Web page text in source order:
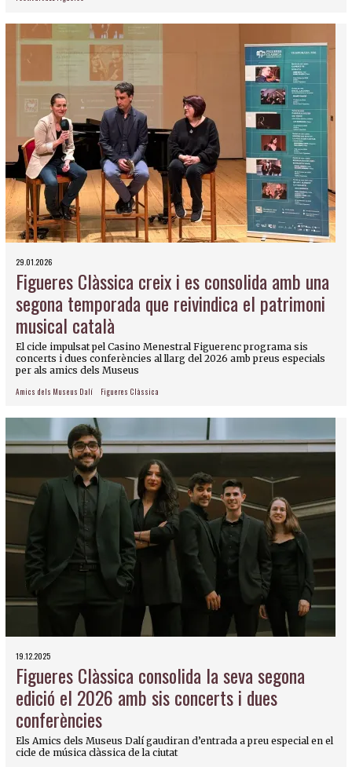
29.01.2026
Figueres Clàssica creix i es consolida amb una
segona temporada que reivindica el patrimoni
musical català
El cicle impulsat pel Casino Menestral Figuerenc programa sis
concerts i dues conferències al llarg del 2026 amb preus especials
per als amics dels Museus
Amics dels Museus Dalí Figueres Clàssica
19.12.2025
Figueres Clàssica consolida la seva segona
edició el 2026 amb sis concerts i dues
conferències
Els Amics dels Museus Dalí gaudiran d’entrada a preu especial en el
cicle de música clàssica de la ciutat